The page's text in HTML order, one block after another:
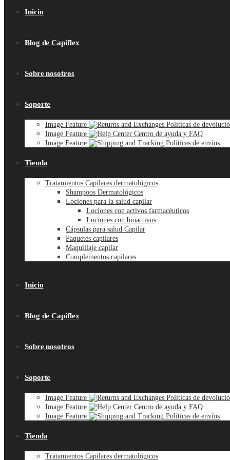
Inicio
Blog de Capiflex
Sobre nosotros
Soporte
Image Feature
Políticas de
Image Feature
Centro de ayuda y FAQ
Image Feature
Políticas de envíos
Tienda
Tratamientos Capilares dermatológicos
Shampoos Dermatológicos
Lociones para la salud capilar
Lociones con activos farmacéuticos
Lociones con bioactivos
Cápsulas para salud Capilar
Paquetes capilares
Maquillaje capilar
Complementos capilares
Inicio
Blog de Capiflex
Sobre nosotros
Soporte
Image Feature
Políticas de
Image Feature
Centro de ayuda y FAQ
Image Feature
Políticas de envíos
Tienda
Tratamientos Capilares dermatológicos